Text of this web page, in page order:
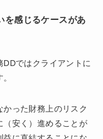
を感じるケースがあ
ではクライアントに
った財務上のリスク
（安く）進めることが